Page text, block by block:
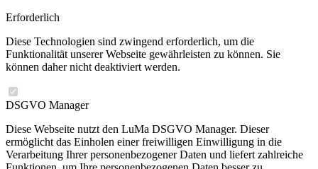
Erforderlich
Diese Technologien sind zwingend erforderlich, um die
Funktionalität unserer Webseite gewährleisten zu können. Sie
können daher nicht deaktiviert werden.
DSGVO Manager
Diese Webseite nutzt den LuMa DSGVO Manager. Dieser
ermöglicht das Einholen einer freiwilligen Einwilligung in die
Verarbeitung Ihrer personenbezogener Daten und liefert zahlreiche